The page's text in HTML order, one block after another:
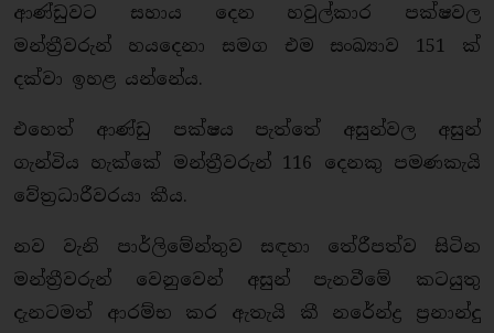
ආණ්ඩුවට සහාය දෙන හවුල්කාර පක්ෂවල
මන්ත්‍රීවරුන් හයදෙනා සමග එම සංඛ්‍යාව 151 ක්
දක්වා ඉහළ යන්නේය.
එහෙත් ආණ්ඩු පක්ෂය පැත්තේ අසුන්වල අසුන්
ගැන්විය හැක්කේ මන්ත්‍රීවරුන් 116 දෙනකු පමණකැයි
වේත්‍රධාරීවරයා කීය.
නව වැනි පාර්ලිමේන්තුව සඳහා තේරීපත්ව සිටින
මන්ත්‍රීවරුන් වෙනුවෙන් අසුන් පැනවීමේ කටයුතු
දැනටමත් ආරම්භ කර ඇතැයි කී නරේන්ද්‍ර ප්‍රනාන්දු